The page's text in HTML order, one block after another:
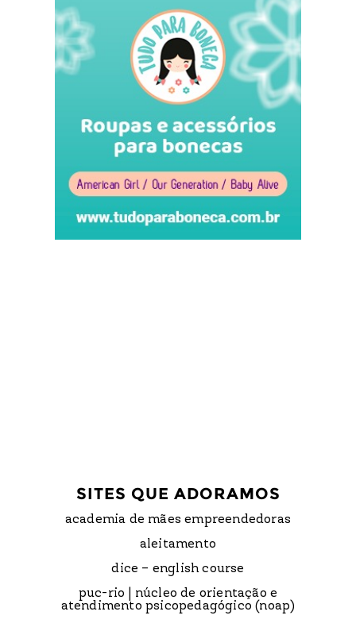
SITES QUE ADORAMOS
academia de mães empreendedoras
aleitamento
dice – english course
puc-rio | núcleo de orientação e
atendimento psicopedagógico (noap)